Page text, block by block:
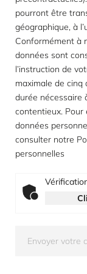
pourront être
géographique, à
Conformément à
données sont
l’instruction de
maximale de cinq
durée nécessaire
contentieux. Pour
données
consulter notre
personnelles